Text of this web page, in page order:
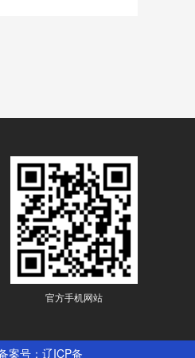
官方手机网站
案号：辽ICP备